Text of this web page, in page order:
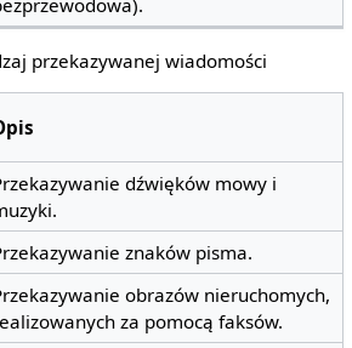
przekazywanej wiadomości
dźwięków mowy i
znaków pisma.
obrazów nieruchomych,
za pomocą faksów.